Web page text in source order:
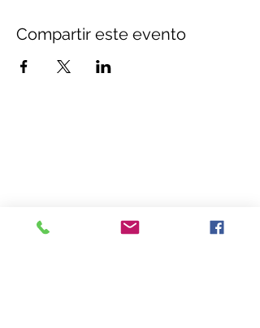
Compartir este evento